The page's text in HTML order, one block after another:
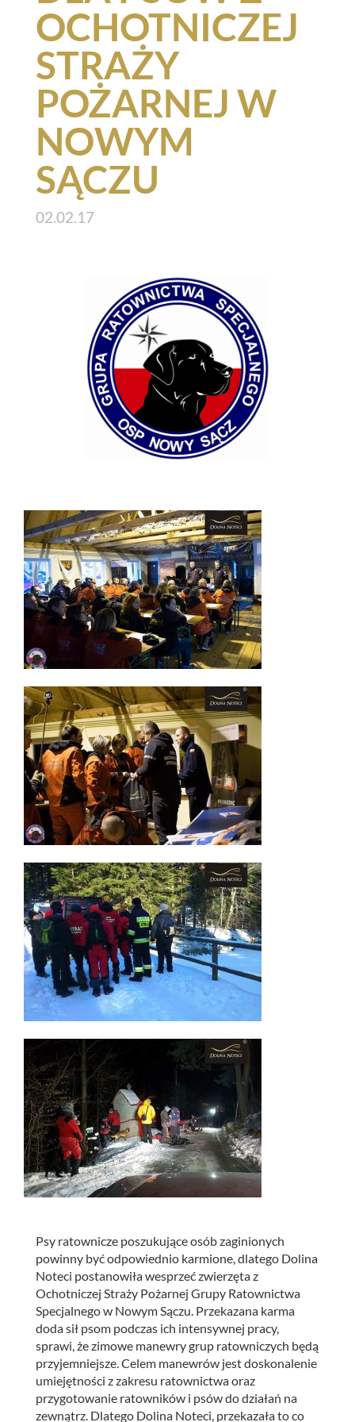
OCHOTNICZEJ
STRAŻY
POŻARNEJ W
NOWYM
SĄCZU
02.02.17
Psy ratownicze poszukujące osób zaginionych
powinny być odpowiednio karmione, dlatego Dolina
Noteci postanowiła wesprzeć zwierzęta z
Ochotniczej Straży Pożarnej Grupy Ratownictwa
Specjalnego w Nowym Sączu. Przekazana karma
doda sił psom podczas ich intensywnej pracy,
sprawi, że zimowe manewry grup ratowniczych będą
przyjemniejsze. Celem manewrów jest doskonalenie
umiejętności z zakresu ratownictwa oraz
przygotowanie ratowników i psów do działań na
zewnątrz. Dlatego Dolina Noteci, przekazała to co